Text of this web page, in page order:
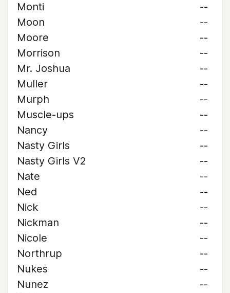
Monti
--
Moon
--
Moore
--
Morrison
--
Mr. Joshua
--
Muller
--
Murph
--
Muscle-ups
--
Nancy
--
Nasty Girls
--
Nasty Girls V2
--
Nate
--
Ned
--
Nick
--
Nickman
--
Nicole
--
Northrup
--
Nukes
--
Nunez
--